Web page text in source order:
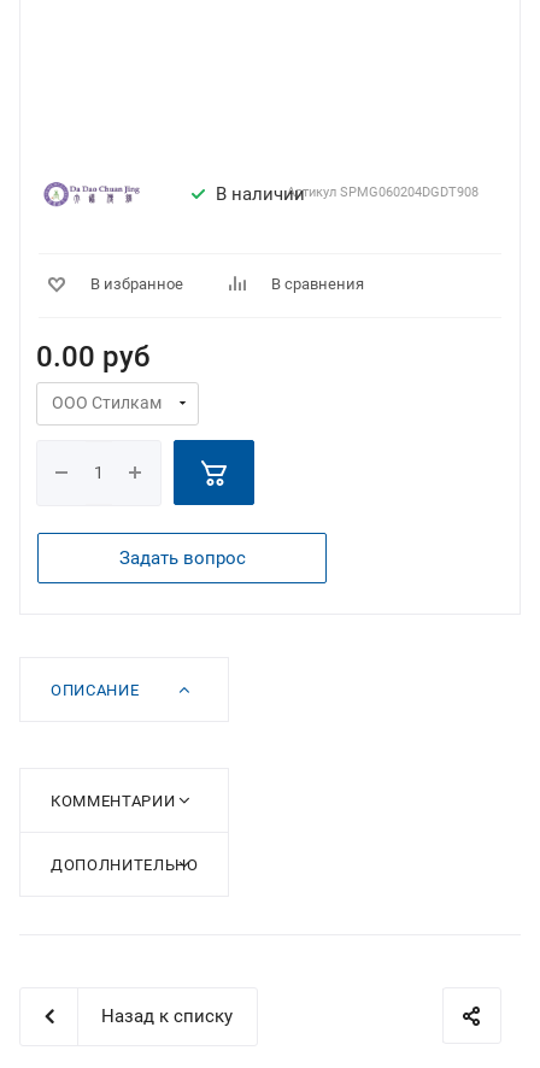
В наличииАртикул SPMG060204DGDT908
В избранное В сравнения
0.00 руб
Задать вопрос
ОПИСАНИЕ
КОММЕНТАРИИ
ДОПОЛНИТЕЛЬНО
Назад к списку